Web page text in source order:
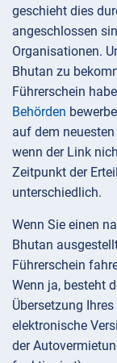
geschieht dies
angeschlossen
Organisationen.
Bhutan zu
Führerschein
Behörden
auf dem
wenn der Link
Zeitpunkt der
unterschiedlich.
Wenn Sie einen
Bhutan
Führerschein
Wenn ja, besteht
Übersetzung
elektronische
der